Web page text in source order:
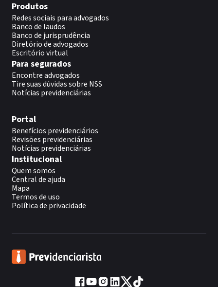
Produtos
Redes sociais para advogados
Banco de laudos
Banco de jurisprudência
Diretório de advogados
Escritório virtual
Para segurados
Encontre advogados
Tire suas dúvidas sobre NSS
Notícias previdenciárias
Portal
Benefícios previdenciários
Revisões previdenciárias
Notícias previdenciárias
Institucional
Quem somos
Central de ajuda
Mapa
Termos de uso
Política de privacidade